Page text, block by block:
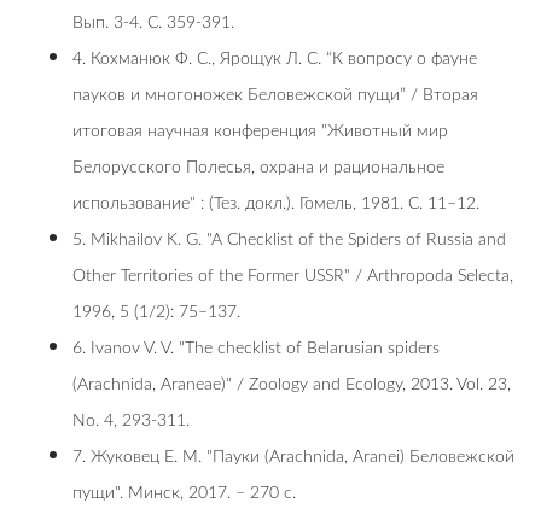
Вып. 3-4. С. 359-391.
4. Кохманюк Ф. С., Ярощук Л. С. “К вoпpocy o фayнe
пayкoв и мнoгoнoжeк Бeлoвeжcкoй пyщи” / Вторая
итоговая научная конференция "Животный мир
Белорусского Полесья, охрана и рациональное
использование" : (Тез. докл.). Гомель, 1981. С. 11–12.
5. Mikhailov K. G. "A Checklist of the Spiders of Russia and
Other Territories of the Former USSR" / Arthropoda Selecta,
1996, 5 (1/2): 75–137.
6. Ivanov V. V. "The checklist of Belarusian spiders
(Arachnida, Araneae)" / Zoology and Ecology, 2013. Vol. 23,
No. 4, 293-311.
7. Жуковец Е. М. "Пауки (Arachnida, Aranei) Беловежской
пущи". Минск, 2017. – 270 c.